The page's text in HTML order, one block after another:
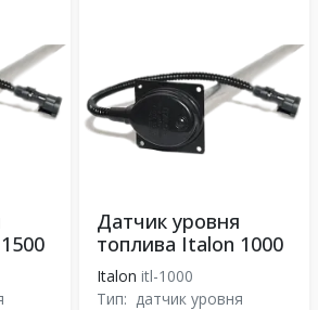
Датчик уровня
топлива Italon 1000
Italon itl-1000
Тип: датчик уровня